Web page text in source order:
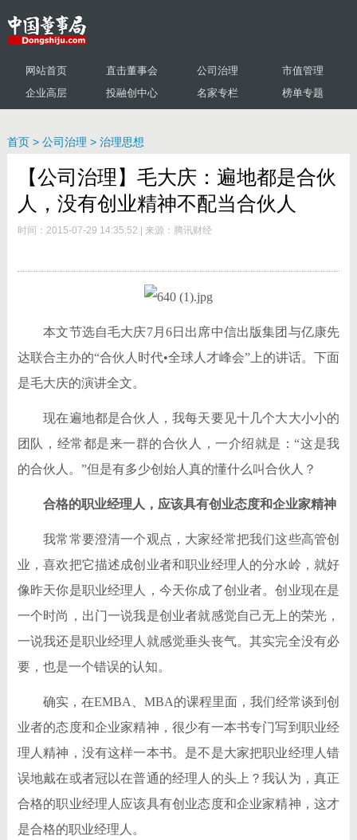
网站首页 直击董事会 公司治理
市值管理
企业高层
投融创中心 名家专栏 榜单专题
首页> 公司治理 > 治理思想
【公司治理】毛大庆：遍地都是合伙
人，没有创业精神不配当合伙人
时间：2015-07-29 14:35:52 | 来源：腾讯财经
本文节选自毛大庆7月6日出席中信出版集团与亿康先
达联合主办的“合伙人时代•全球人才峰会”上的讲话。下面
是毛大庆的演讲全文。
现在遍地都是合伙人，我每天要见十几个大大小小的
团队，经常都是来一群的合伙人，一介绍就是：“这是我
的合伙人。”但是有多少创始人真的懂什么叫合伙人？
合格的职业经理人，应该具有创业态度和企业家精神
我常常要澄清一个观点，大家经常把我们这些高管创
业，喜欢把它描述成创业者和职业经理人的分水岭，就好
像昨天你是职业经理人，今天你成了创业者。创业现在是
一个时尚，出门一说我是创业者就感觉自己无上的荣光，
一说我还是职业经理人就感觉垂头丧气。其实完全没有必
要，也是一个错误的认知。
确实，在EMBA、MBA的课程里面，我们经常谈到创
业者的态度和企业家精神，很少有一本书专门写到职业经
理人精神，没有这样一本书。是不是大家把职业经理人错
误地戴在或者冠以在普通的经理人的头上？我认为，真正
合格的职业经理人应该具有创业态度和企业家精神，这才
是合格的职业经理人。